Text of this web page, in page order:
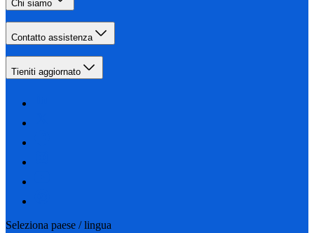
Chi siamo
Contatto assistenza
Tieniti aggiornato
Seleziona paese / lingua